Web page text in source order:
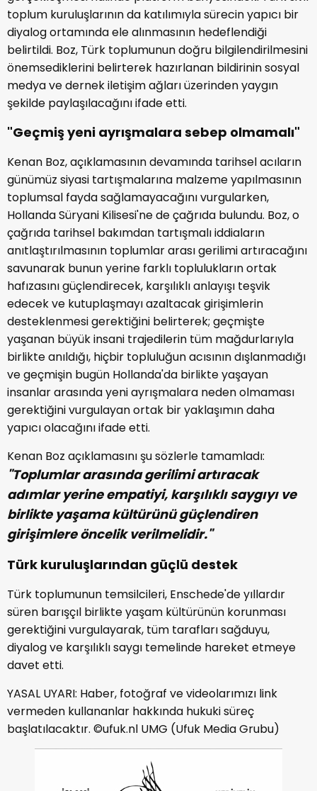
toplum kuruluşlarının da katılımıyla sürecin yapıcı bir
diyalog ortamında ele alınmasının hedeflendiği
belirtildi. Boz, Türk toplumunun doğru bilgilendirilmesini
önemsediklerini belirterek hazırlanan bildirinin sosyal
medya ve dernek iletişim ağları üzerinden yaygın
şekilde paylaşılacağını ifade etti.
"Geçmiş yeni ayrışmalara sebep olmamalı"
Kenan Boz, açıklamasının devamında tarihsel acıların
günümüz siyasi tartışmalarına malzeme yapılmasının
toplumsal fayda sağlamayacağını vurgularken,
Hollanda Süryani Kilisesi'ne de çağrıda bulundu. Boz, o
çağrıda tarihsel bakımdan tartışmalı iddiaların
anıtlaştırılmasının toplumlar arası gerilimi artıracağını
savunarak bunun yerine farklı toplulukların ortak
hafızasını güçlendirecek, karşılıklı anlayışı teşvik
edecek ve kutuplaşmayı azaltacak girişimlerin
desteklenmesi gerektiğini belirterek; geçmişte
yaşanan büyük insani trajedilerin tüm mağdurlarıyla
birlikte anıldığı, hiçbir topluluğun acısının dışlanmadığı
ve geçmişin bugün Hollanda'da birlikte yaşayan
insanlar arasında yeni ayrışmalara neden olmaması
gerektiğini vurgulayan ortak bir yaklaşımın daha
yapıcı olacağını ifade etti.
Kenan Boz açıklamasını şu sözlerle tamamladı:
"Toplumlar arasında gerilimi artıracak
adımlar yerine empatiyi, karşılıklı saygıyı ve
birlikte yaşama kültürünü güçlendiren
girişimlere öncelik verilmelidir."
Türk kuruluşlarından güçlü destek
Türk toplumunun temsilcileri, Enschede'de yıllardır
süren barışçıl birlikte yaşam kültürünün korunması
gerektiğini vurgulayarak, tüm tarafları sağduyu,
diyalog ve karşılıklı saygı temelinde hareket etmeye
davet etti.
YASAL UYARI: Haber, fotoğraf ve videolarımızı link
vermeden kullananlar hakkında hukuki süreç
başlatılacaktır. ©ufuk.nl UMG (Ufuk Media Grubu)